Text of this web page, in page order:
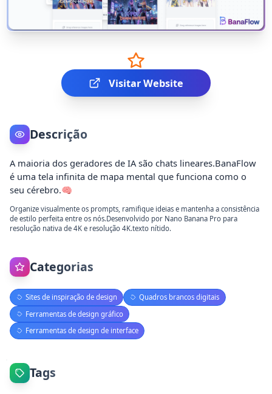
Visitar Website
Descrição
A maioria dos geradores de IA são chats lineares.BanaFlow
é uma tela infinita de mapa mental que funciona como o
seu cérebro.🧠
Organize visualmente os prompts, ramifique ideias e mantenha a consistência
de estilo perfeita entre os nós.Desenvolvido por Nano Banana Pro para
resolução nativa de 4K e resolução 4K.texto nítido.
Categorias
Sites de inspiração de design
Quadros brancos digitais
Ferramentas de design gráfico
Ferramentas de design de interface
Tags